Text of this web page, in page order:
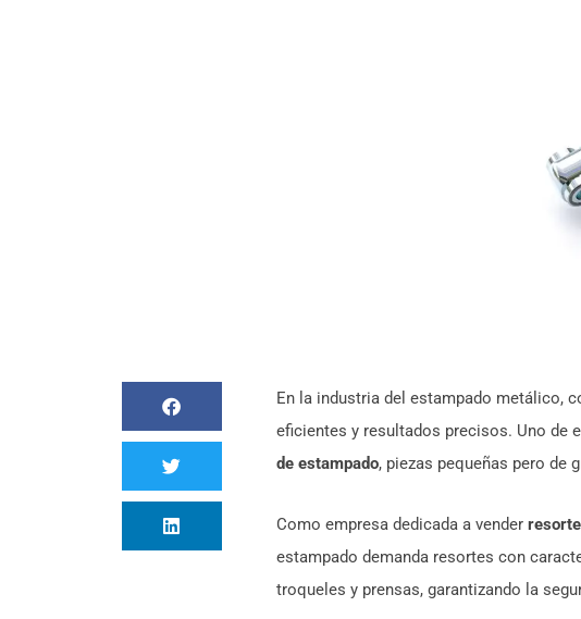
Estampado La Clave Para
Y Durabilidad En La
En la industria del estampado metálico,
eficientes y resultados precisos. Uno de
de estampado, piezas pequeñas pero de
Como empresa dedicada a vender
estampado demanda resortes con
troqueles y prensas, garantizando la